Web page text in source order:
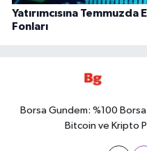
Yatırımcısına Temmuzda
Fonları
Borsa Gundem: %100
Bitcoin ve Kripto